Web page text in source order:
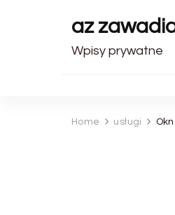
az
Wpisy prywatne
Home usługi